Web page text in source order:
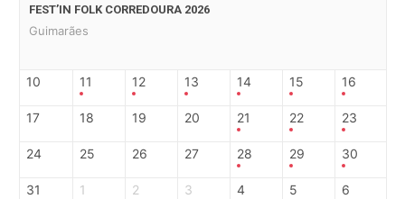
FEST’IN FOLK CORREDOURA 2026
Guimarães
10 11 12 13 14 15 16
17 18 19 20 21 22 23
24 25 26 27 28 29 30
31 1 2 3 4 5 6